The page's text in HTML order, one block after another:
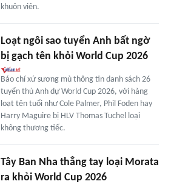
khuôn viên.
Loạt ngôi sao tuyển Anh bất ngờ
bị gạch tên khỏi World Cup 2026
Báo chí xứ sương mù thông tin danh sách 26
tuyển thủ Anh dự World Cup 2026, với hàng
loạt tên tuổi như Cole Palmer, Phil Foden hay
Harry Maguire bị HLV Thomas Tuchel loại
không thương tiếc.
Tây Ban Nha thẳng tay loại Morata
ra khỏi World Cup 2026